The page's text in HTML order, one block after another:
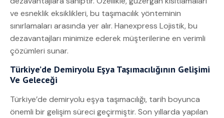
ve esneklik eksiklikleri, bu taşımacılık yönteminin
sınırlamaları arasında yer alır. Hanexpress Lojistik, bu
dezavantajları minimize ederek müşterilerine en verimli
çözümleri sunar.
Türkiye’de Demiryolu Eşya Taşımacılığının Gelişimi
Ve Geleceği
Türkiye’de demiryolu eşya taşımacılığı, tarih boyunca
önemli bir gelişim süreci geçirmiştir. Son yıllarda yapılan